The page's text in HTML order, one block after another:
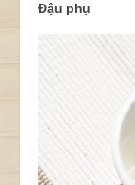
Đậu phụ